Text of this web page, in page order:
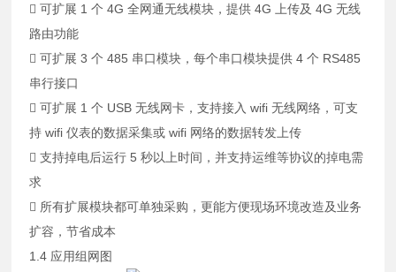
 可扩展 1 个 4G 全网通无线模块，提供 4G 上传及 4G 无线
路由功能
 可扩展 3 个 485 串口模块，每个串口模块提供 4 个 RS485
串行接口
 可扩展 1 个 USB 无线网卡，支持接入 wifi 无线网络，可支
持 wifi 仪表的数据采集或 wifi 网络的数据转发上传
 支持掉电后运行 5 秒以上时间，并支持运维等协议的掉电需
求
 所有扩展模块都可单独采购，更能方便现场环境改造及业务
扩容，节省成本
1.4 应用组网图